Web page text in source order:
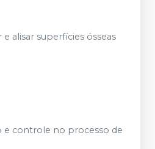
alisar superfícies ósseas
e controle no processo de